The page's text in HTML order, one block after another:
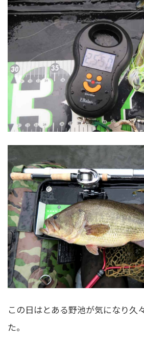
この日はとある野池が気になり久
た。